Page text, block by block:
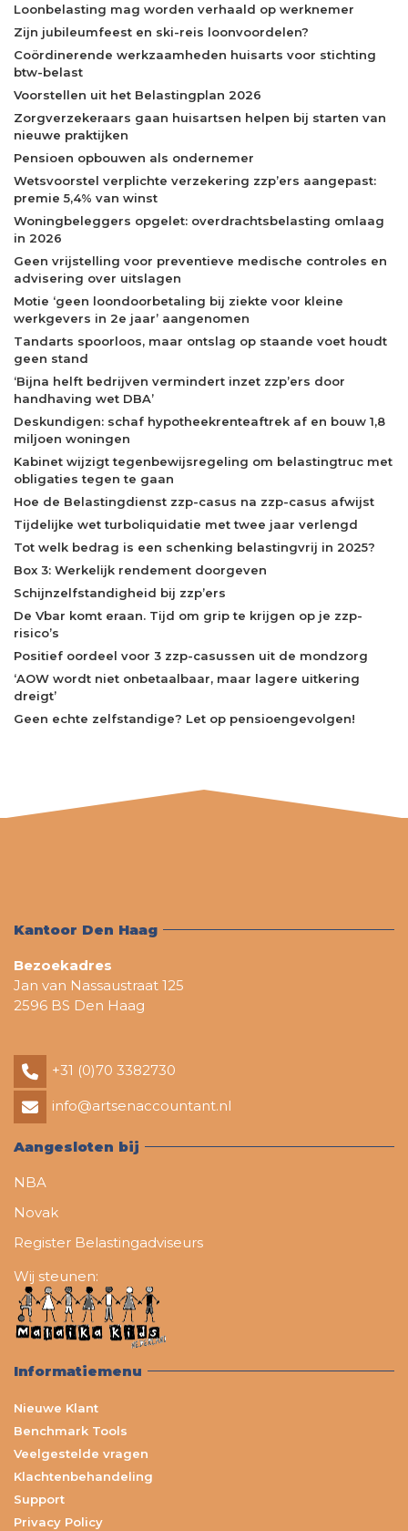
Loonbelasting mag worden verhaald op werknemer
Zijn jubileumfeest en ski-reis loonvoordelen?
Coördinerende werkzaamheden huisarts voor stichting
btw-belast
Voorstellen uit het Belastingplan 2026
Zorgverzekeraars gaan huisartsen helpen bij starten van
nieuwe praktijken
Pensioen opbouwen als ondernemer
Wetsvoorstel verplichte verzekering zzp’ers aangepast:
premie 5,4% van winst
Woningbeleggers opgelet: overdrachtsbelasting omlaag
in 2026
Geen vrijstelling voor preventieve medische controles en
advisering over uitslagen
Motie ‘geen loondoorbetaling bij ziekte voor kleine
werkgevers in 2e jaar’ aangenomen
Tandarts spoorloos, maar ontslag op staande voet houdt
geen stand
‘Bijna helft bedrijven vermindert inzet zzp’ers door
handhaving wet DBA’
Deskundigen: schaf hypotheekrenteaftrek af en bouw 1,8
miljoen woningen
Kabinet wijzigt tegenbewijsregeling om belastingtruc met
obligaties tegen te gaan
Hoe de Belastingdienst zzp-casus na zzp-casus afwijst
Tijdelijke wet turboliquidatie met twee jaar verlengd
Tot welk bedrag is een schenking belastingvrij in 2025?
Box 3: Werkelijk rendement doorgeven
Schijnzelfstandigheid bij zzp’ers
De Vbar komt eraan. Tijd om grip te krijgen op je zzp-
risico’s
Positief oordeel voor 3 zzp-casussen uit de mondzorg
‘AOW wordt niet onbetaalbaar, maar lagere uitkering
dreigt’
Geen echte zelfstandige? Let op pensioengevolgen!
Kantoor Den Haag
Bezoekadres
Jan van Nassaustraat 125
2596 BS Den Haag
+31 (0)70 3382730
info@artsenaccountant.nl
Aangesloten bij
NBA
Novak
Register Belastingadviseurs
Wij steunen:
Informatiemenu
Nieuwe Klant
Benchmark Tools
Veelgestelde vragen
Klachtenbehandeling
Support
Privacy Policy